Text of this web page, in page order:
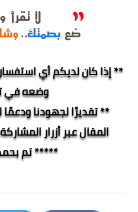
** إذا كان لديكم أي
وضعه في
** تقديرًا لجهودنا
المقال عبر أزرار
***** تم